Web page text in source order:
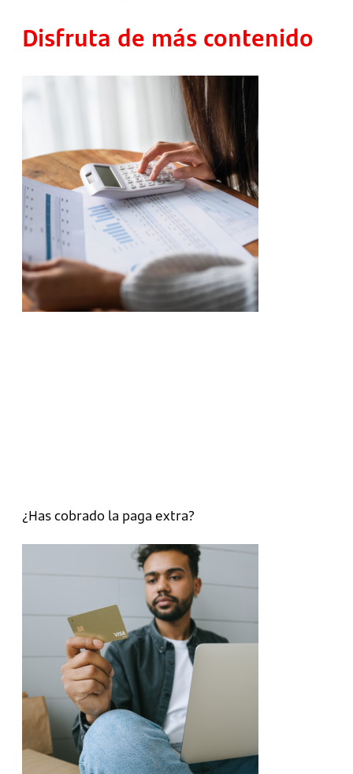
Disfruta de más contenido
¿Has cobrado la paga extra?